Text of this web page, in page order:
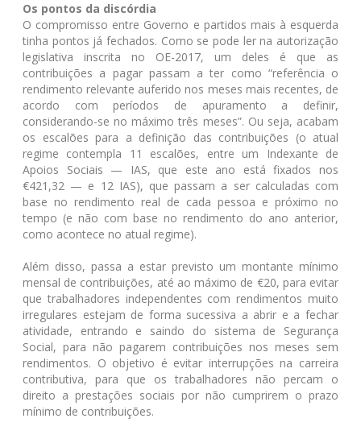
Os pontos da discórdia
O compromisso entre Governo e partidos mais à esquerda
tinha pontos já fechados. Como se pode ler na autorização
legislativa inscrita no OE-2017, um deles é que as
contribuições a pagar passam a ter como “referência o
rendimento relevante auferido nos meses mais recentes, de
acordo com períodos de apuramento a definir,
considerando-se no máximo três meses”. Ou seja, acabam
os escalões para a definição das contribuições (o atual
regime contempla 11 escalões, entre um Indexante de
Apoios Sociais — IAS, que este ano está fixados nos
€421,32 — e 12 IAS), que passam a ser calculadas com
base no rendimento real de cada pessoa e próximo no
tempo (e não com base no rendimento do ano anterior,
como acontece no atual regime).
Além disso, passa a estar previsto um montante mínimo
mensal de contribuições, até ao máximo de €20, para evitar
que trabalhadores independentes com rendimentos muito
irregulares estejam de forma sucessiva a abrir e a fechar
atividade, entrando e saindo do sistema de Segurança
Social, para não pagarem contribuições nos meses sem
rendimentos. O objetivo é evitar interrupções na carreira
contributiva, para que os trabalhadores não percam o
direito a prestações sociais por não cumprirem o prazo
mínimo de contribuições.